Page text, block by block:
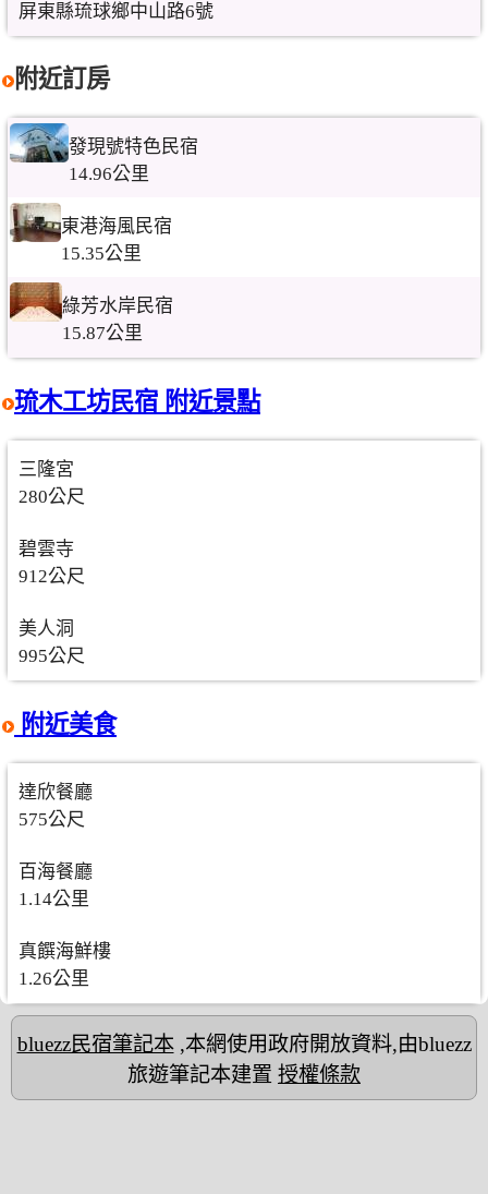
屏東縣琉球鄉中山路6號
附近訂房
發現號特色民宿
14.96公里
東港海風民宿
15.35公里
綠芳水岸民宿
15.87公里
琉木工坊民宿 附近景點
三隆宮
280公尺
碧雲寺
912公尺
美人洞
995公尺
附近美食
達欣餐廳
575公尺
百海餐廳
1.14公里
真饌海鮮樓
1.26公里
bluezz民宿筆記本,本網使用政府開放資料,由bluezz
旅遊筆記本建置 授權條款